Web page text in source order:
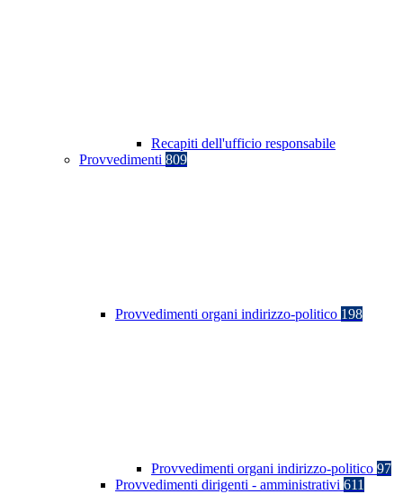
Recapiti dell'ufficio responsabile
Provvedimenti 809
Provvedimenti organi indirizzo-politico 198
Provvedimenti organi indirizzo-politico 97
Provvedimenti dirigenti - amministrativi 611